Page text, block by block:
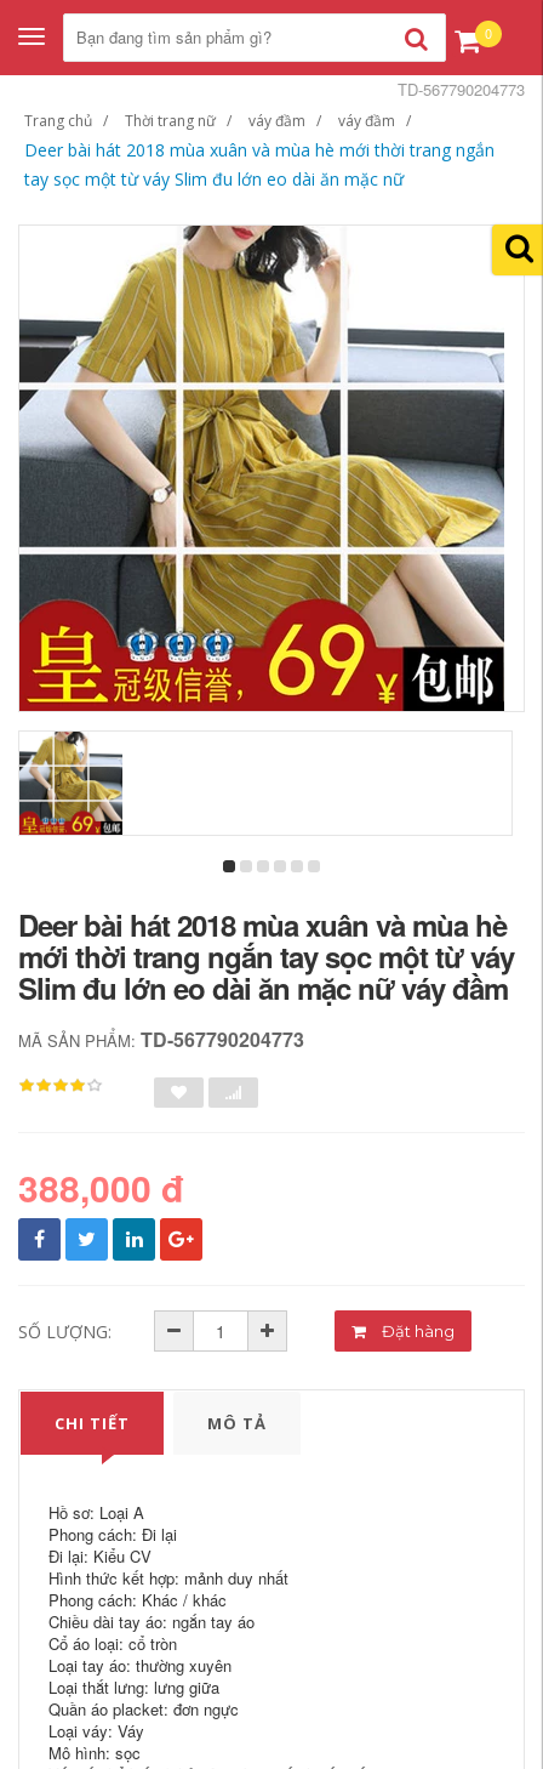
Toggle
navigation
0
Trang chủ Thời trang nữ váy đầm váy đầm
Deer bài hát 2018 mùa xuân và mùa hè mới thời trang ngắn
tay sọc một từ váy Slim đu lớn eo dài ăn mặc nữ
TD-567790204773
Deer bài hát 2018 mùa xuân và mùa hè
mới thời trang ngắn tay sọc một từ váy
Slim đu lớn eo dài ăn mặc nữ váy đầm
MÃ SẢN PHẨM: TD-567790204773
388,000 đ
SỐ LƯỢNG: Đặt hàng
CHI TIẾT MÔ TẢ
Hồ sơ: Loại A
Phong cách: Đi lại
Đi lại: Kiểu CV
Hình thức kết hợp: mảnh duy nhất
Phong cách: Khác / khác
Chiều dài tay áo: ngắn tay áo
Cổ áo loại: cổ tròn
Loại tay áo: thường xuyên
Loại thắt lưng: lưng giữa
Quần áo placket: đơn ngực
Loại váy: Váy
Mô hình: sọc